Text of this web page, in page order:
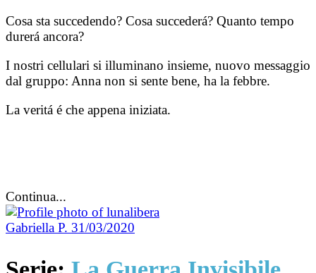
Cosa sta succedendo? Cosa succederá? Quanto tempo
durerá ancora?
I nostri cellulari si illuminano insieme, nuovo messaggio
dal gruppo: Anna non si sente bene, ha la febbre.
La veritá é che appena iniziata.
Continua...
Gabriella P. 31/03/2020